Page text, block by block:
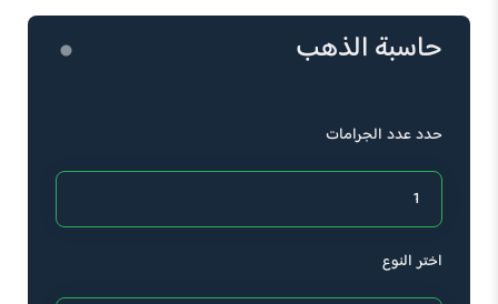
حاسبة الذهب
حدد عدد الجرامات
اختر النوع